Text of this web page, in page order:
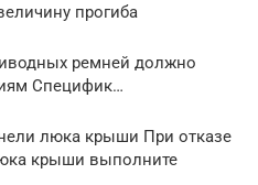
прогиба
ремней должно
Специфик…
люка крыши При отказе
крыши выполните